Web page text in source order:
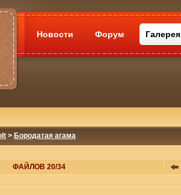
Новости Форум Галерея
> Бородатая агама
ФАЙЛОВ 20/34